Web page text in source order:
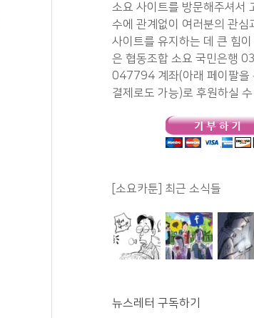
소요 사이트를 방문해주셔서
수에 관계없이 여러분의 관심
사이트를 유지하는 데 큰 힘
은 협동조합 소요 국민은행
047794 계좌(아래 페이팔을
결제로도 가능)로 후원하실
[소요카툰] 최근 소식들
뉴스레터 구독하기